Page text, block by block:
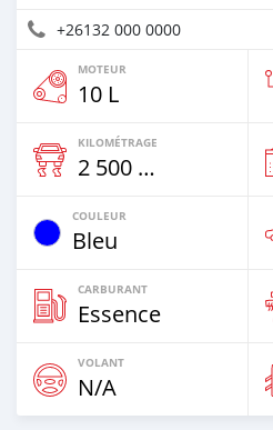
+26132 000 0000
MOTEUR
10 L
KILOMÉTRAGE
2 500 Km
COULEUR
Bleu
CARBURANT
Essence
VOLANT
N/A